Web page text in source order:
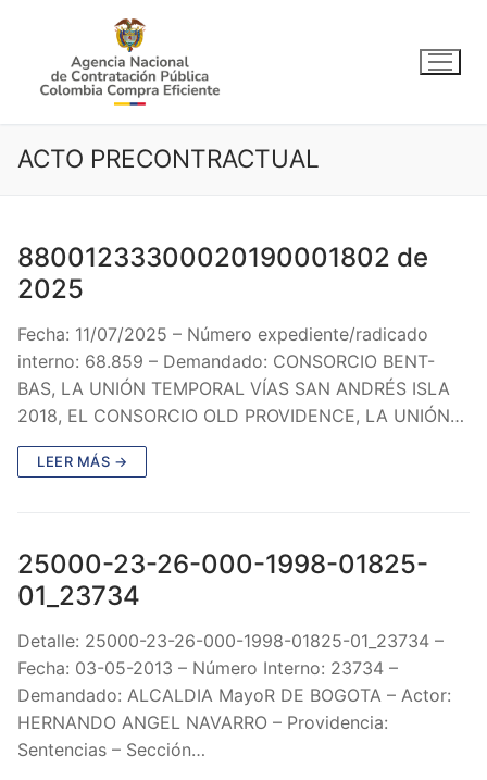
contenido
ACTO PRECONTRACTUAL
88001233300020190001802 de
2025
Fecha: 11/07/2025 – Número expediente/radicado
interno: 68.859 – Demandado: CONSORCIO BENT-
BAS, LA UNIÓN TEMPORAL VÍAS SAN ANDRÉS ISLA
2018, EL CONSORCIO OLD PROVIDENCE, LA UNIÓN…
LEER MÁS →
25000-23-26-000-1998-01825-
01_23734
Detalle: 25000-23-26-000-1998-01825-01_23734 –
Fecha: 03-05-2013 – Número Interno: 23734 –
Demandado: ALCALDIA MayoR DE BOGOTA – Actor:
HERNANDO ANGEL NAVARRO – Providencia:
Sentencias – Sección…